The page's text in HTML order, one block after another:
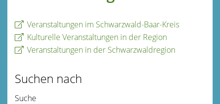
Veranstaltungen im Schwarzwald-Baar-Kreis
Kulturelle Veranstaltungen in der Region
Veranstaltungen in der Schwarzwaldregion
Suchen nach
Suche